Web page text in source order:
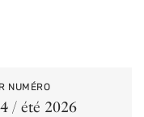
NUMÉRO
/ été 2026